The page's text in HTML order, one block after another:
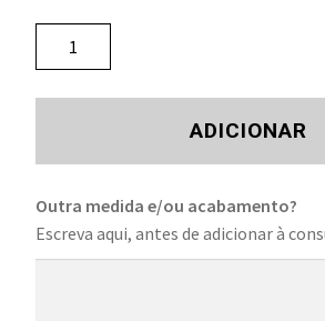
ADICIONAR
Outra medida e/ou acabamento?
Escreva aqui, antes de adicionar à